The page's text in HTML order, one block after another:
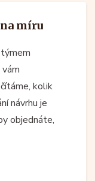
míru
kolik
návrhu je
objednáte,